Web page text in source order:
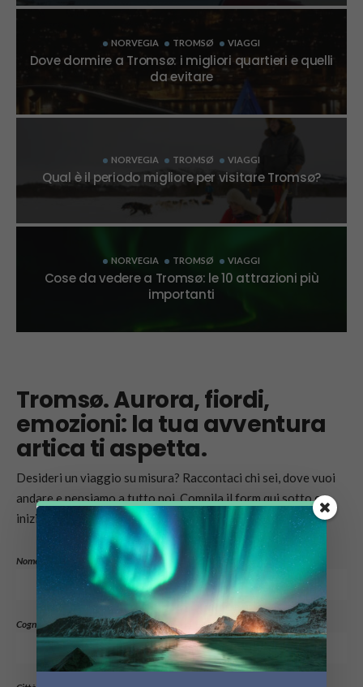
NORVEGIA TROMSØ VIAGGI
Dove dormire a Tromsø: i migliori quartieri e quelli
da evitare
NORVEGIA TROMSØ VIAGGI
Qual è il periodo migliore per visitare Tromsø?
NORVEGIA TROMSØ VIAGGI
Cose da vedere a Tromsø: le 10 attrazioni più
importanti
Tromsø. Aurora, fiordi,
emozioni: la tua avventura
artica ti aspetta.
Desideri un viaggio su misura? Raccontaci chi sei, dove vuoi
andare e pensiamo a tutto noi. Compila il form qui sotto e
inizia a vivere il viaggio dei tuoi sogni!
Nome
Cognome